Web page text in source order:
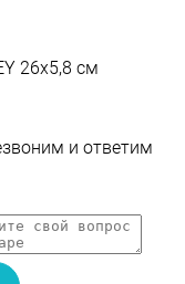
26x5,8 см
и ответим